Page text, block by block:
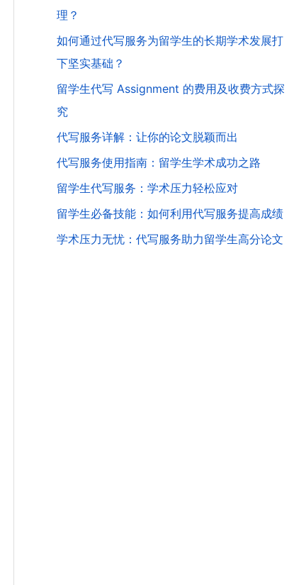
理？
如何通过代写服务为留学生的长期学术发展打
下坚实基础？
留学生代写 Assignment 的费用及收费方式探
究
代写服务详解：让你的论文脱颖而出
代写服务使用指南：留学生学术成功之路
留学生代写服务：学术压力轻松应对
留学生必备技能：如何利用代写服务提高成绩
学术压力无忧：代写服务助力留学生高分论文